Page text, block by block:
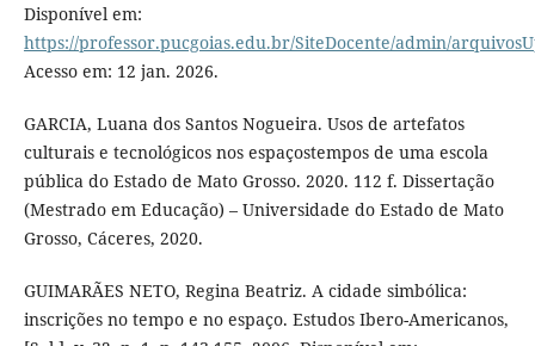
Disponível em:
https://professor.pucgoias.edu.br/SiteDocente/admin/
Acesso em: 12 jan. 2026.
GARCIA, Luana dos Santos Nogueira. Usos de artefatos
culturais e tecnológicos nos espaçostempos de uma escola
pública do Estado de Mato Grosso. 2020. 112 f. Dissertação
(Mestrado em Educação) – Universidade do Estado de Mato
Grosso, Cáceres, 2020.
GUIMARÃES NETO, Regina Beatriz. A cidade simbólica:
inscrições no tempo e no espaço. Estudos Ibero-Americanos,